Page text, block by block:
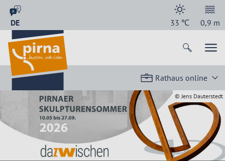
DE 33 ℃ 0,9 m
Rathaus online
© Jens Dauterstedt